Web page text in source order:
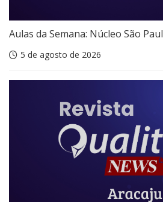
Aulas da Semana: Núcleo São
5 de agosto de 2026